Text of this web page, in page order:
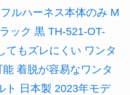
ルハーネス本体のみ M
ック 黒 TH-521-OT-
てもズレにくい ワンタ
着脱が容易なワンタ
ト 日本製 2023年モデ